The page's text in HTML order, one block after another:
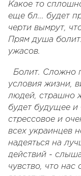
Какое то
еще бл... будет
черти вымрут,
Прям душа
ужасов.
Болит. Сложно
условия жизни,
людей, страшно
будет будущее и
стрессовое и
всех украинцев
надеяться на
действий -
чувство, что нас